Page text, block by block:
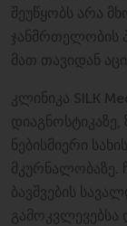
შეუწყობს არა
ჯანმრთელობის
მათ თავიდან
კლინიკა SILK
დიაგნოსტიკაზე,
ნებისმიერი
მკურნალობაზე.
ბავშვების
გამოკვლევებსა